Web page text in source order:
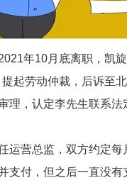
年10月底离职，凯
起劳动仲裁，后诉至
理，认定李先生联系
营总监，双方约定每
支付，但之后一直没